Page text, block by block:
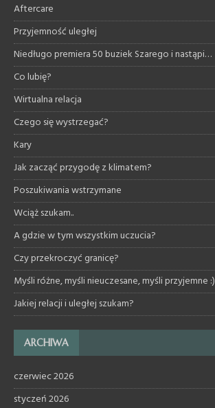
Aftercare
Przyjemność uległej
Niedługo premiera 50 buziek Szarego i nastąpi…
Co lubię?
Wirtualna relacja
Czego się wystrzegać?
Kary
Jak zacząć przygodę z klimatem?
Poszukiwania wstrzymane
Wciąż szukam..
A gdzie w tym wszystkim uczucia?
Czy przekroczyć granicę?
Myśli różne, myśli nieuczesane, myśli przyjemne :)
Jakiej relacji i uległej szukam?
ARCHIWA
czerwiec 2026
styczeń 2026